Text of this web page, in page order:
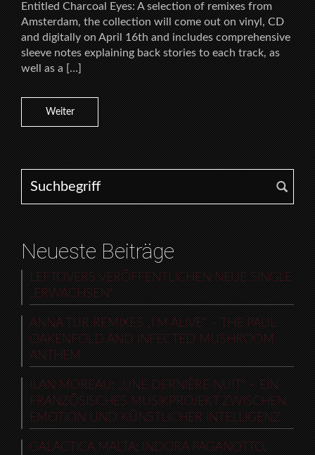
Entitled Charcoal Eyes: A selection of remixes from
Amsterdam, the collection will come out on vinyl, CD
and digitally on April 16th and includes comprehensive
sleeve notes explaining back stories to each track, as
well as a […]
Weiter
Search for:
Neueste Beiträge
LEFTOVERS VERÖFFENTLICHEN NEUE SINGLE
„ERWACHSEN“
ANNA TUR REMIXES „I’M ALIVE“ – THE PAUL
OAKENFOLD AND INFECTED MUSHROOM
ANTHEM
ILAN MOREAU: „UNE DERNIÈRE NUIT“ – EIN
FRANZÖSISCHES MUSIKPROJEKT ZWISCHEN
EMOTION UND KÜNSTLICHER INTELLIGENZ
GALACTICA MALTA: INDORA PAGANOTTO,